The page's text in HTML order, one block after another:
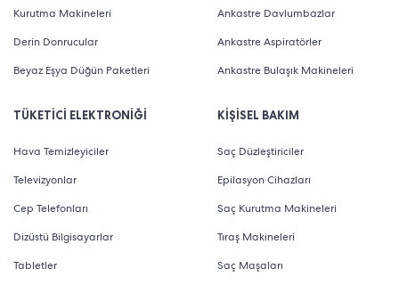
Kurutma Makineleri
Derin Donrucular
Beyaz Eşya Düğün Paketleri
TÜKETİCİ ELEKTRONİĞİ
Hava Temizleyiciler
Televizyonlar
Cep Telefonları
Dizüstü Bilgisayarlar
Tabletler
Ankastre Davlumbazlar
Ankastre Aspiratörler
Ankastre Bulaşık Makineleri
KİŞİSEL BAKIM
Saç Düzleştiriciler
Epilasyon Cihazları
Saç Kurutma Makineleri
Tıraş Makineleri
Saç Maşaları